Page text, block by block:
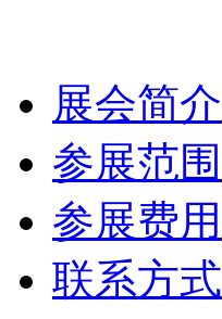
展会简介
参展范围
参展费用
联系方式